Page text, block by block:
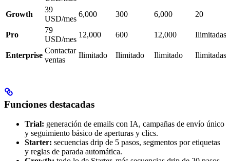
Growth
39
USD/mes
6,000 300 6,000 20
Pro
79
USD/mes
12,000 600 12,000 Ilimitadas
Enterprise
Contactar
ventas
Ilimitado Ilimitado Ilimitado Ilimitadas
Funciones destacadas
Trial: generación de emails con IA, campañas de envío único
y seguimiento básico de aperturas y clics.
Starter: secuencias drip de 5 pasos, segmentos por etiquetas
y reglas de parada automática.